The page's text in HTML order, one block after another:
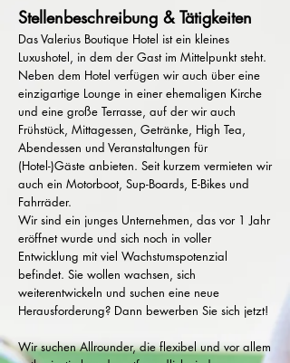
Stellenbeschreibung & Tätigkeiten
Das Valerius Boutique Hotel ist ein kleines
Luxushotel, in dem der Gast im Mittelpunkt steht.
Neben dem Hotel verfügen wir auch über eine
einzigartige Lounge in einer ehemaligen Kirche
und eine große Terrasse, auf der wir auch
Frühstück, Mittagessen, Getränke, High Tea,
Abendessen und Veranstaltungen für
(Hotel-)Gäste anbieten. Seit kurzem vermieten wir
auch ein Motorboot, Sup-Boards, E-Bikes und
Fahrräder.
Wir sind ein junges Unternehmen, das vor 1 Jahr
eröffnet wurde und sich noch in voller
Entwicklung mit viel Wachstumspotenzial
befindet. Sie wollen wachsen, sich
weiterentwickeln und suchen eine neue
Herausforderung? Dann bewerben Sie sich jetzt!
Wir suchen Allrounder, die flexibel und vor allem